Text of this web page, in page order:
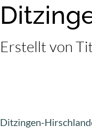
Erstellt von
Ditzingen-